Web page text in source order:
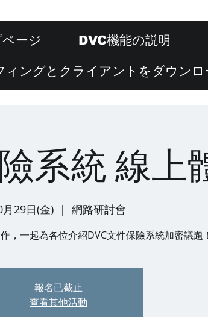
ページ DVC機能の説明
ィングとクライアントをダウンロ
系統 線上
月29日(金)
  |
網路研討會
，一起為各位介紹DVC文件保險系統加密議題！
報名已截止
查看其他活動